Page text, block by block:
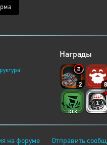
Награды
2 8
на форуме Отправить